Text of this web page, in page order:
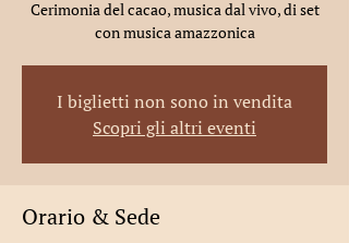
Cerimonia del cacao, musica dal vivo, di set
con musica amazzonica
I biglietti non sono in vendita
Scopri gli altri eventi
Orario & Sede